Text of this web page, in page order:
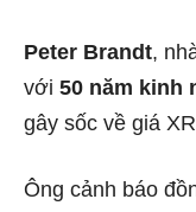
Peter Brandt,
với 50 năm kinh
gây sốc về giá
Ông cảnh báo